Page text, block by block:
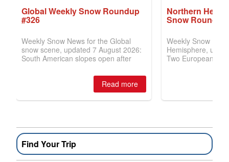
Find Your Trip